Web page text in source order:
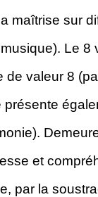
maîtrise sur
Le 8
de valeur 8
et
par la